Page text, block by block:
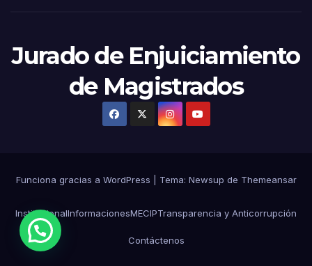
Jurado de Enjuiciamiento
de Magistrados
Funciona gracias a WordPress Tema: Newsup de Themeansar
InstitucionalInformacionesMECIPTransparencia y Anticorrupción
Contáctenos